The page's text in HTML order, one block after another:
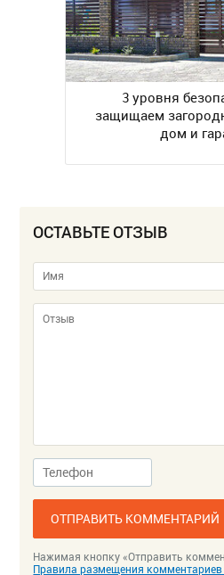
3 уровня
защищаем
дом и
ОСТАВЬТЕ ОТЗЫВ
ОТПРАВИТЬ КОММЕНТАРИЙ
Нажимая кнопку «Отправить
Правила размещения комментариев